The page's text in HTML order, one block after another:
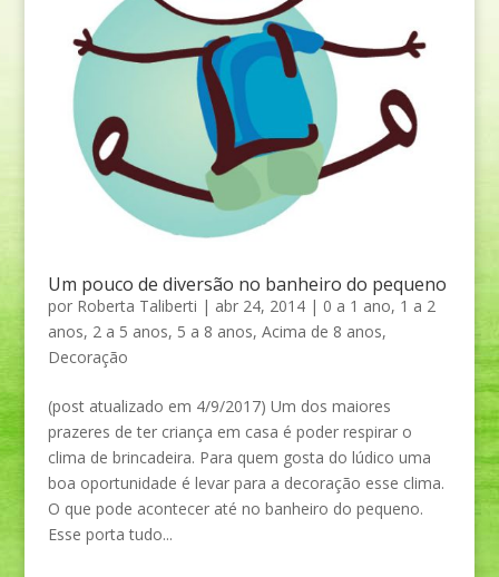
Um pouco de diversão no banheiro do pequeno
por Roberta Taliberti | abr 24, 2014| 0 a 1 ano, 1 a 2
anos, 2 a 5 anos, 5 a 8 anos, Acima de 8 anos,
Decoração
(post atualizado em 4/9/2017) Um dos maiores
prazeres de ter criança em casa é poder respirar o
clima de brincadeira. Para quem gosta do lúdico uma
boa oportunidade é levar para a decoração esse clima.
O que pode acontecer até no banheiro do pequeno.
Esse porta tudo...